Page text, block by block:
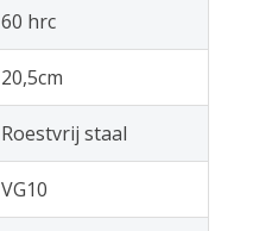
60 hrc
20,5cm
Roestvrij staal
VG10